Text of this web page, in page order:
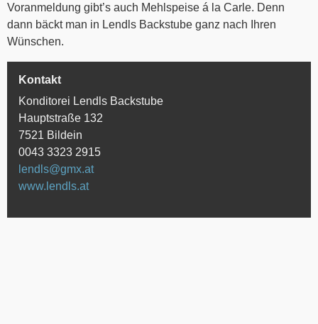
Voranmeldung gibt’s auch Mehlspeise á la Carle. Denn
dann bäckt man in Lendls Backstube ganz nach Ihren
Wünschen.
Kontakt
Konditorei Lendls Backstube
Hauptstraße 132
7521 Bildein
0043 3323 2915
lendls@gmx.at
www.lendls.at